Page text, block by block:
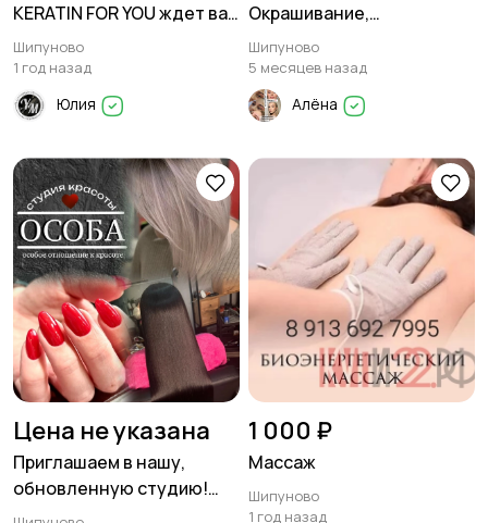
KERATIN FOR YOU ждет вас
на процедуры
Шипуново
1 год назад
Юлия
Окрашивание,
ламинирование,
коррекция бровей и
ресниц в Шипуново
Шипуново
5 месяцев назад
Алёна
Цена не указана
Приглашаем в нашу,
обновленную студию!
Новый ремонт, новые
1 000 ₽
Массаж
Шипуново
1 год назад